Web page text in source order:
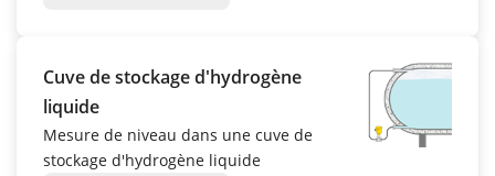
Cuve de stockage d'hydrogène
liquide
Mesure de niveau dans une cuve de
stockage d'hydrogène liquide